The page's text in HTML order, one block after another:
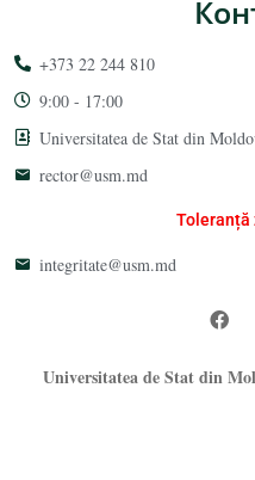
+373 22 244 810
9:00 - 17:00
Universitatea de Stat din
rector@usm.md
Toleranță
integritate@usm.md
Universitatea de Stat din